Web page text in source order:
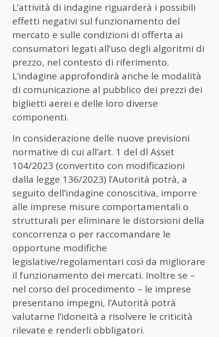
L’attività di indagine riguarderà i possibili
effetti negativi sul funzionamento del
mercato e sulle condizioni di offerta ai
consumatori legati all’uso degli algoritmi di
prezzo, nel contesto di riferimento.
L’indagine approfondirà anche le modalità
di comunicazione al pubblico dei prezzi dei
biglietti aerei e delle loro diverse
componenti.
In considerazione delle nuove previsioni
normative di cui all’art. 1 del dl Asset
104/2023 (convertito con modificazioni
dalla legge 136/2023) l’Autorità potrà, a
seguito dell’indagine conoscitiva, imporre
alle imprese misure comportamentali o
strutturali per eliminare le distorsioni della
concorrenza o per raccomandare le
opportune modifiche
legislative/regolamentari così da migliorare
il funzionamento dei mercati. Inoltre se –
nel corso del procedimento – le imprese
presentano impegni, l’Autorità potrà
valutarne l’idoneità a risolvere le criticità
rilevate e renderli obbligatori.